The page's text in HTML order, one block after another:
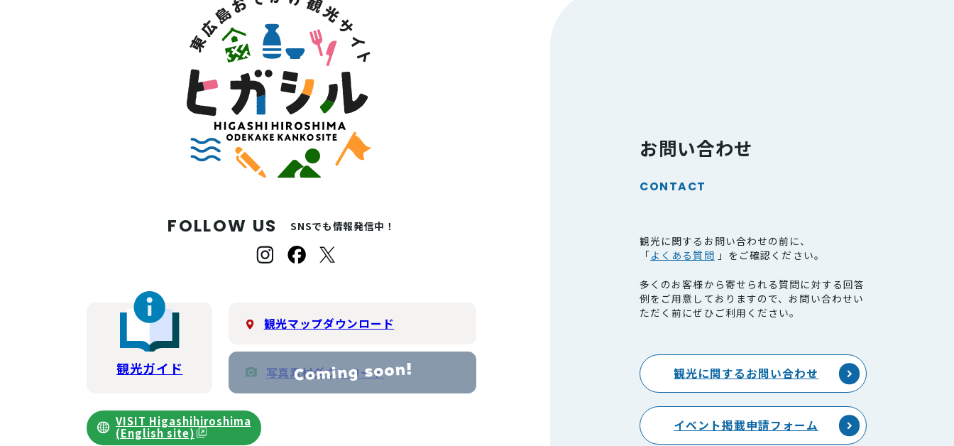
FOLLOW US SNSでも情報発信中！
観光ガイド
観光マップダウンロード
写真素材ダウンロード
VISIT Higashihiroshima
(English site)
お問い合わせ
CONTACT
観光に関するお問い合わせの前に、
「よくある質問 」をご確認ください。
多くのお客様から寄せられる質問に対する回答
例をご用意しておりますので、お問い合わせい
ただく前にぜひご利用ください。
観光に関するお問い合わせ
イベント掲載申請フォーム